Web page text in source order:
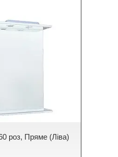
роз, Пряме (Ліва)